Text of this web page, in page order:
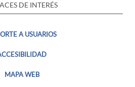
DE INTERÉS
A USUARIOS
MAPA WEB